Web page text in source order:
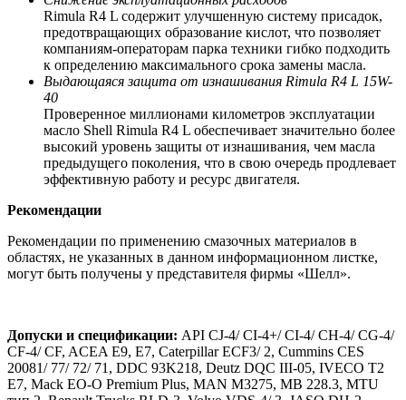
Rimula R4 L содержит улучшенную систему присадок,
предотвращающих образование кислот, что позволяет
компаниям-операторам парка техники гибко подходить
к определению максимального срока замены масла.
Выдающаяся защита от изнашивания Rimula R4 L 15W-
40
Проверенное миллионами километров эксплуатации
масло Shell Rimula R4 L обеспечивает значительно более
высокий уровень защиты от изнашивания, чем масла
предыдущего поколения, что в свою очередь продлевает
эффективную работу и ресурс двигателя.
Рекомендации
Рекомендации по применению смазочных материалов в
областях, не указанных в данном информационном листке,
могут быть получены у представителя фирмы «Шелл».
Допуски и спецификации: API CJ-4/ CI-4+/ CI-4/ CH-4/ CG-4/
CF-4/ CF, ACEA E9, E7, Caterpillar ECF3/ 2, Cummins CES
20081/ 77/ 72/ 71, DDC 93K218, Deutz DQC III-05, IVECO T2
E7, Mack EO-O Premium Plus, MAN M3275, MB 228.3, MTU